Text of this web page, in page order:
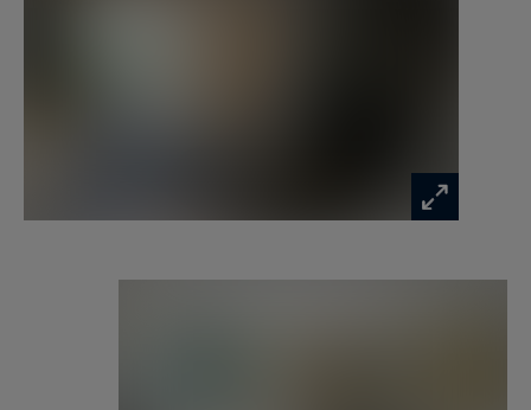
une avec cabinet de toilettes, ainsi qu’une salle